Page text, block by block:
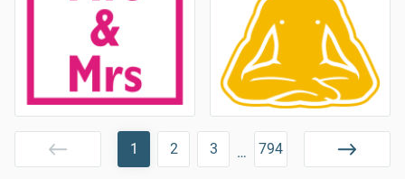
1 2 3 … 794